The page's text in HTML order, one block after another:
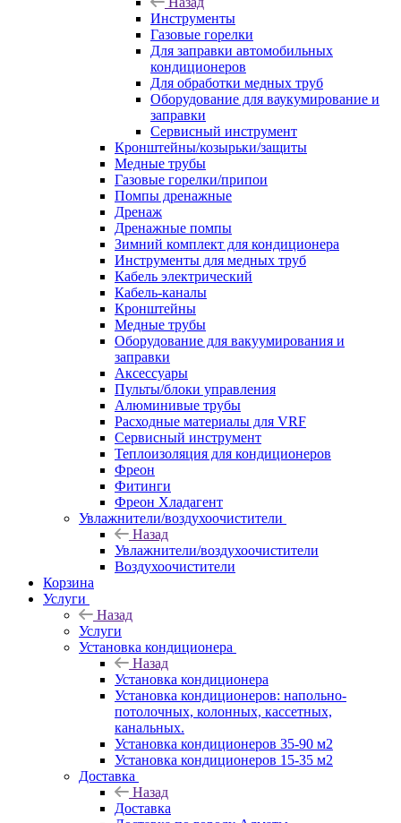
Инструменты
Газовые горелки
Для заправки автомобильных
кондиционеров
Для обработки медных труб
Оборудование для ваукумирование и
заправки
Сервисный инструмент
Кронштейны/козырьки/защиты
Медные трубы
Газовые горелки/припои
Помпы дренажные
Дренаж
Дренажные помпы
Зимний комплект для кондиционера
Инструменты для медных труб
Кабель электрический
Кабель-каналы
Кронштейны
Медные трубы
Оборудование для вакуумирования и
заправки
Аксессуары
Пульты/блоки управления
Алюминивые трубы
Расходные материалы для VRF
Сервисный инструмент
Теплоизоляция для кондиционеров
Фреон
Фитинги
Фреон Хладагент
Увлажнители/воздухоочистители
Назад
Увлажнители/воздухоочистители
Воздухоочистители
Корзина
Услуги
Назад
Услуги
Установка кондиционера
Назад
Установка кондиционера
Установка кондиционеров: напольно-
потолочных, колонных, кассетных,
канальных.
Установка кондиционеров 35-90 м2
Установка кондиционеров 15-35 м2
Доставка
Назад
Доставка